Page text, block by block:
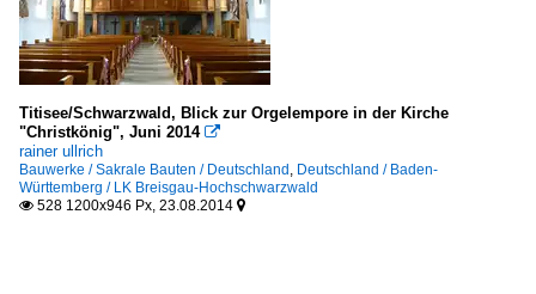
Titisee/Schwarzwald, Blick zur Orgelempore in der Kirche
"Christkönig", Juni 2014 
rainer ullrich
Bauwerke / Sakrale Bauten / Deutschland , Deutschland / Baden-
Württemberg / LK Breisgau-Hochschwarzwald
 528 1200x946 Px, 23.08.2014 